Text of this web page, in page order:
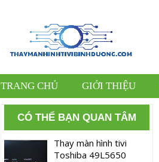
TRANG CHỦ GIỚI THIỆU
CÓ THỂ BẠN QUAN TÂM
Thay màn hình tivi
Toshiba 49L5650